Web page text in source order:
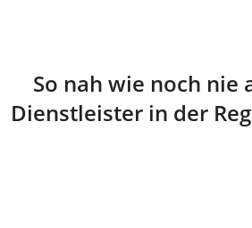
So nah wie noch nie
Dienstleister in der